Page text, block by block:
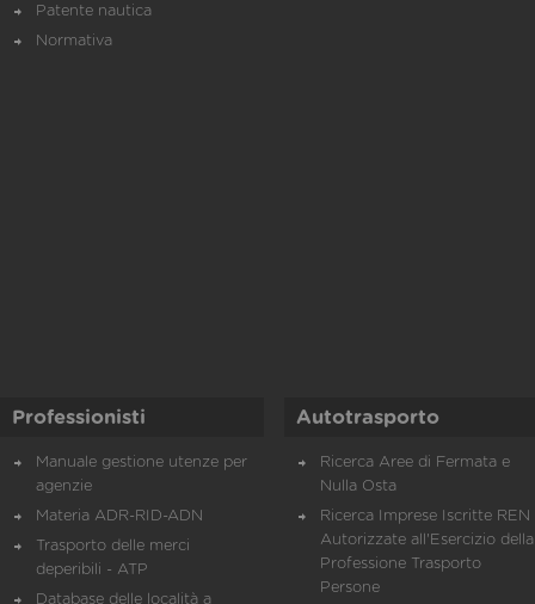
Patente nautica
Normativa
Professionisti
Manuale gestione utenze per
agenzie
Materia ADR-RID-ADN
Trasporto delle merci
deperibili - ATP
Database delle località a
Autotrasporto
Ricerca Aree di Fermata e
Nulla Osta
Ricerca Imprese Iscritte REN
Autorizzate all'Esercizio della
Professione Trasporto
Persone